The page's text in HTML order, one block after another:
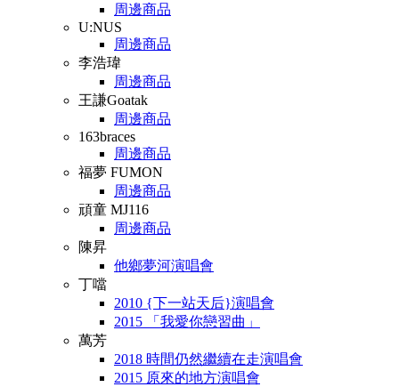
周邊商品
U:NUS
周邊商品
李浩瑋
周邊商品
王謙Goatak
周邊商品
163braces
周邊商品
福夢 FUMON
周邊商品
頑童 MJ116
周邊商品
陳昇
他鄉夢河演唱會
丁噹
2010 {下一站天后}演唱會
2015 「我愛你戀習曲」
萬芳
2018 時間仍然繼續在走演唱會
2015 原來的地方演唱會